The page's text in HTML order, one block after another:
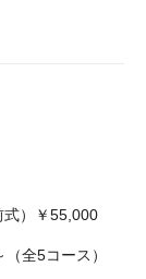
式）￥55,000
全5コース）